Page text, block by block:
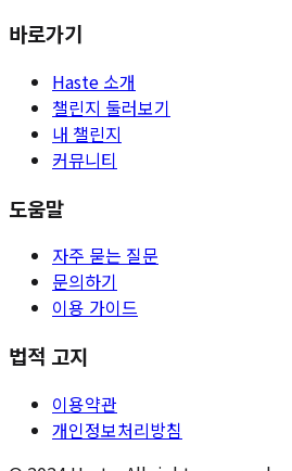
바로가기
Haste 소개
챌린지 둘러보기
내 챌린지
커뮤니티
도움말
자주 묻는 질문
문의하기
이용 가이드
법적 고지
이용약관
개인정보처리방침